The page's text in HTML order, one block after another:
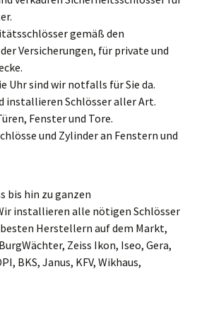
gemäß den
Versicherungen, für private und
Uhr sind wir notfalls für Sie da.
installieren Schlösser aller Art.
Fenster und Tore.
und Zylinder an Fenstern und
bis hin zu ganzen
installieren alle nötigen Schlösser
Herstellern auf dem Markt,
Zeiss Ikon, Iseo, Gera,
BKS, Janus, KFV, Wikhaus,